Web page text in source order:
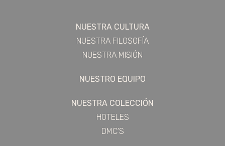
NUESTRA CULTURA
NUESTRA FILOSOFÍA
NUESTRA MISIÓN
NUESTRO EQUIPO
NUESTRA COLECCIÓN
HOTELES
DMC'S